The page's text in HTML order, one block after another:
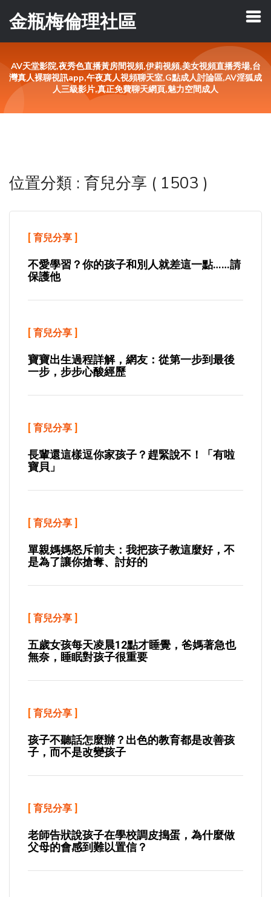
金瓶梅倫理社區
AV天堂影院,夜秀色直播黃房間視頻,伊莉視頻,美女視頻直播秀場,台
灣真人裸聊視訊app,午夜真人視頻聊天室,G點成人討論區,AV淫狐成
人三級影片,真正免費聊天網頁,魅力空間成人
位置分類 : 育兒分享 ( 1503 )
[ 育兒分享 ]
不愛學習？你的孩子和別人就差這一點……請
保護他
[ 育兒分享 ]
寶寶出生過程詳解，網友：從第一步到最後
一步，步步心酸經歷
[ 育兒分享 ]
長輩還這樣逗你家孩子？趕緊說不！「有啦
寶貝」
[ 育兒分享 ]
單親媽媽怒斥前夫：我把孩子教這麼好，不
是為了讓你搶奪、討好的
[ 育兒分享 ]
五歲女孩每天凌晨12點才睡覺，爸媽著急也
無奈，睡眠對孩子很重要
[ 育兒分享 ]
孩子不聽話怎麼辦？出色的教育都是改善孩
子，而不是改變孩子
[ 育兒分享 ]
老師告狀說孩子在學校調皮搗蛋，為什麼做
父母的會感到難以置信？